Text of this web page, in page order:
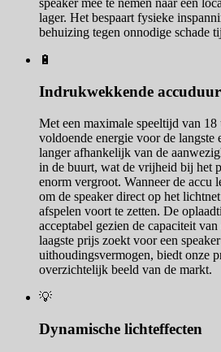
speaker mee te nemen naar een
lager. Het bespaart fysieke
behuizing tegen onnodige schade
🔋
Indrukwekkende accuduur
Met een maximale speeltijd van 18
voldoende energie voor de langste
langer afhankelijk van de
in de buurt, wat de vrijheid bij het
enorm vergroot. Wanneer de accu
om de speaker direct op het
afspelen voort te zetten. De
acceptabel gezien de capaciteit
laagste prijs zoekt voor een
uithoudingsvermogen, biedt onze
overzichtelijk beeld van de markt.
💡
Dynamische lichteffecten